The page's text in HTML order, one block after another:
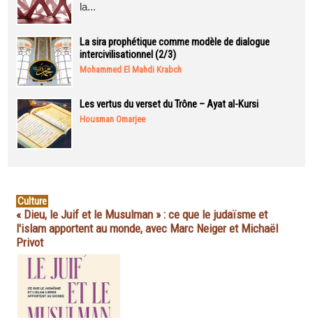
la...
La sira prophétique comme modèle de dialogue
intercivilisationnel (2/3)
Mohammed El Mahdi Krabch
Les vertus du verset du Trône – Ayat al-Kursi
Housman Omarjee
Culture
« Dieu, le Juif et le Musulman » : ce que le judaïsme et
l'islam apportent au monde, avec Marc Neiger et Michaël
Privot